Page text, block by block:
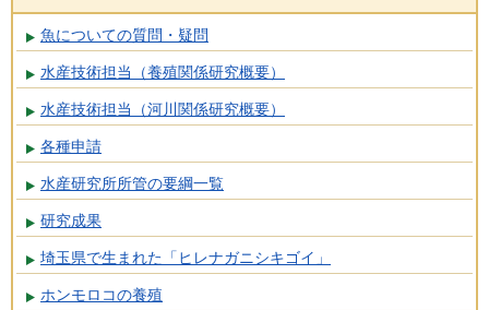
魚についての質問・疑問
水産技術担当（養殖関係研究概要）
水産技術担当（河川関係研究概要）
各種申請
水産研究所所管の要綱一覧
研究成果
埼玉県で生まれた「ヒレナガニシキゴイ」
ホンモロコの養殖